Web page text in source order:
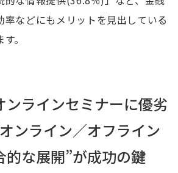
率などにもメリットを見出している
。
ンラインセミナーに優劣
ンライン／オフライン
的な展開”が成功の鍵